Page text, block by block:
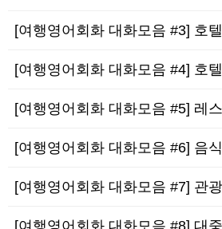
[여행영어회화 대화모음 #3] 호텔 체크인 및 체크
[여행영어회화 대화모음 #4] 호텔 시설 및 서비스
[여행영어회화 대화모음 #5] 레스토랑에서 주문하
[여행영어회화 대화모음 #6] 음식 알레르기 및 식사 요
[여행영어회화 대화모음 #7] 관광명소에서의 안내 및
[여행영어회화 대화모음 #8] 대중교통 이용하기